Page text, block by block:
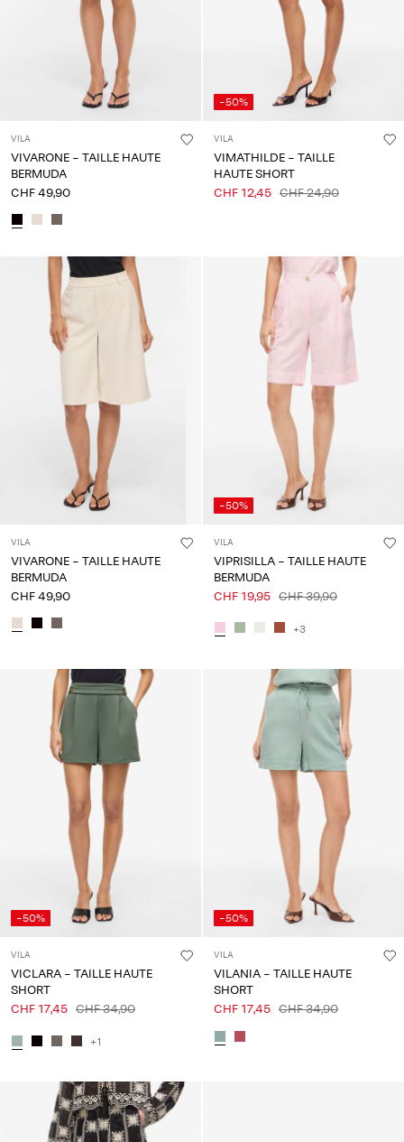
VILA
VIVARONE - TAILLE HAUTE
BERMUDA
CHF 49,90
-50%
VILA
VIMATHILDE - TAILLE
HAUTE SHORT
CHF 12,45 CHF 24,90
VILA
VIVARONE - TAILLE HAUTE
BERMUDA
CHF 49,90
-50%
VILA
VIPRISILLA - TAILLE HAUTE
BERMUDA
CHF 19,95 CHF 39,90
+3
-50%
VILA
VICLARA - TAILLE HAUTE
SHORT
CHF 17,45 CHF 34,90
+1
-50%
VILA
VILANIA - TAILLE HAUTE
SHORT
CHF 17,45 CHF 34,90